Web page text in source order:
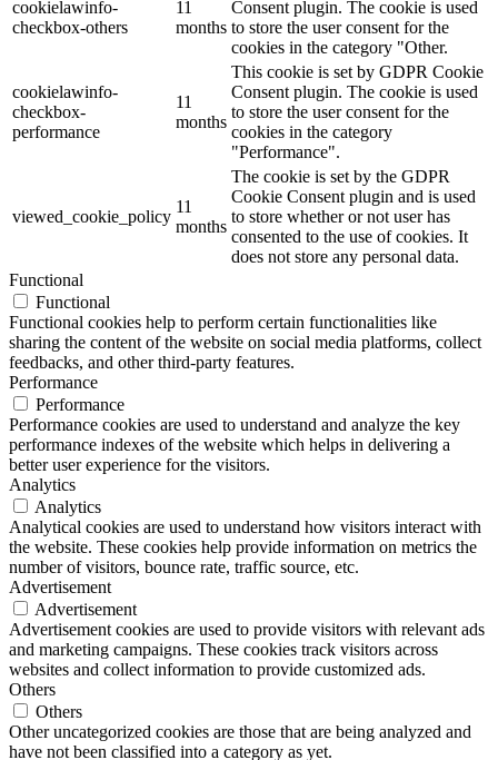
cookielawinfo-
checkbox-others
11
months
Consent plugin. The cookie is used
to store the user consent for the
cookies in the category "Other.
cookielawinfo-
checkbox-
performance
11
months
This cookie is set by GDPR Cookie
Consent plugin. The cookie is used
to store the user consent for the
cookies in the category
"Performance".
viewed_cookie_policy
11
months
The cookie is set by the GDPR
Cookie Consent plugin and is used
to store whether or not user has
consented to the use of cookies. It
does not store any personal data.
Functional
Functional
Functional cookies help to perform certain functionalities like
sharing the content of the website on social media platforms, collect
feedbacks, and other third-party features.
Performance
Performance
Performance cookies are used to understand and analyze the key
performance indexes of the website which helps in delivering a
better user experience for the visitors.
Analytics
Analytics
Analytical cookies are used to understand how visitors interact with
the website. These cookies help provide information on metrics the
number of visitors, bounce rate, traffic source, etc.
Advertisement
Advertisement
Advertisement cookies are used to provide visitors with relevant ads
and marketing campaigns. These cookies track visitors across
websites and collect information to provide customized ads.
Others
Others
Other uncategorized cookies are those that are being analyzed and
have not been classified into a category as yet.